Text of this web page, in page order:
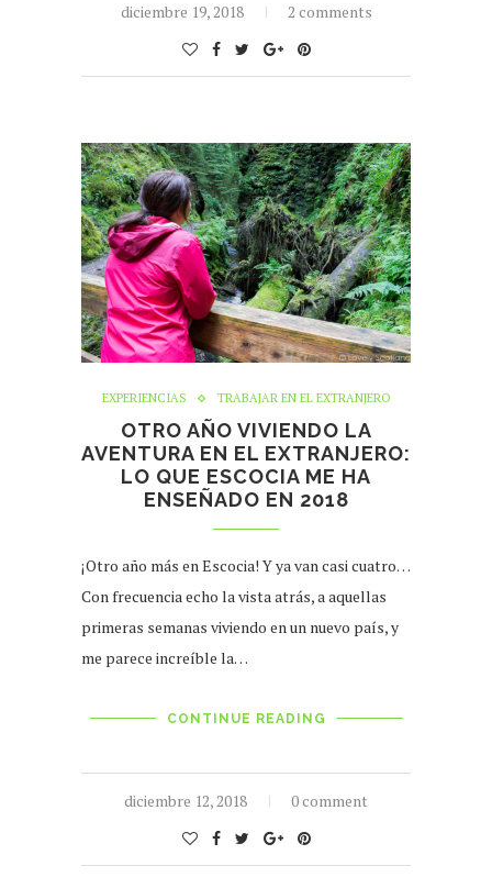
diciembre 19, 2018 2 comments
EXPERIENCIAS TRABAJAR EN EL EXTRANJERO
OTRO AÑO VIVIENDO LA
AVENTURA EN EL EXTRANJERO:
LO QUE ESCOCIA ME HA
ENSEÑADO EN 2018
¡Otro año más en Escocia! Y ya van casi cuatro…
Con frecuencia echo la vista atrás, a aquellas
primeras semanas viviendo en un nuevo país, y
me parece increíble la…
CONTINUE READING
diciembre 12, 2018 0 comment